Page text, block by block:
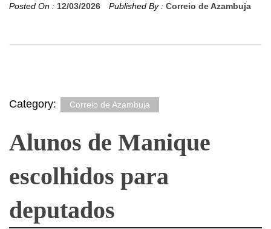
Posted On : 12/03/2026 Published By : Correio de Azambuja
Category: Correio de Azambuja
Alunos de Manique
escolhidos para
deputados